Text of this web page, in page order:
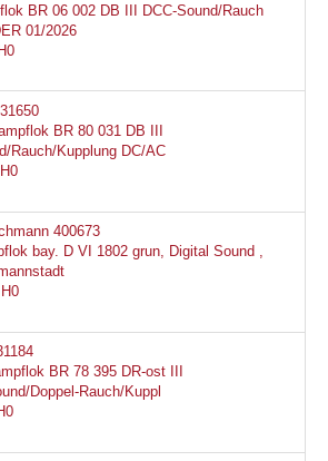
BR 06 002 DB III DCC-Sound/Rauch
01/2026
BR 80 031 DB III
Rauch/Kupplung DC/AC
400673
bay. D VI 1802 grun, Digital Sound ,
BR 78 395 DR-ost III
Doppel-Rauch/Kuppl